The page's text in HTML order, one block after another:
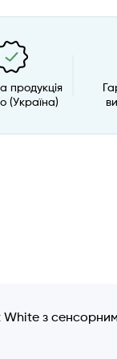
продукція
(Україна)
з